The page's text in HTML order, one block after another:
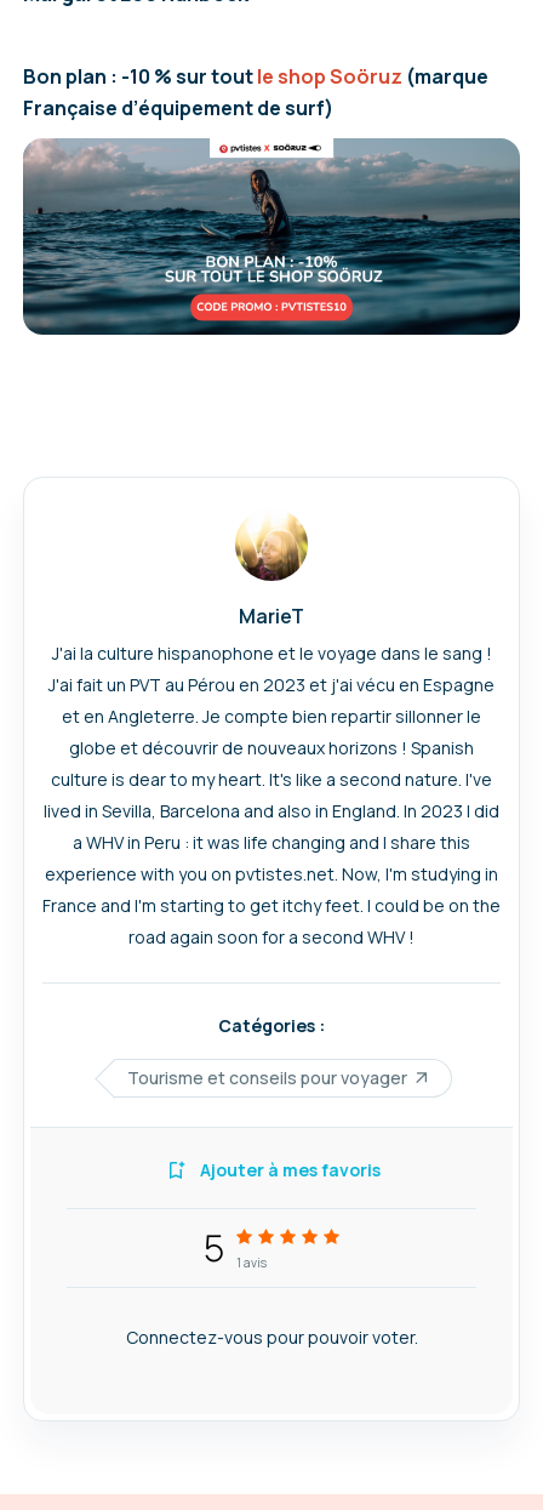
Bon plan : -10 % sur toutle shop Soöruz (marque
Française d’équipement de surf)
MarieT
J'ai la culture hispanophone et le voyage dans le sang !
J'ai fait un PVT au Pérou en 2023 et j'ai vécu en Espagne
et en Angleterre. Je compte bien repartir sillonner le
globe et découvrir de nouveaux horizons ! Spanish
culture is dear to my heart. It's like a second nature. I've
lived in Sevilla, Barcelona and also in England. In 2023 I did
a WHV in Peru : it was life changing and I share this
experience with you on pvtistes.net. Now, I'm studying in
France and I'm starting to get itchy feet. I could be on the
road again soon for a second WHV !
Catégories :
Tourisme et conseils pour voyager
Ajouter à mes favoris
5 1 avis
Connectez-vous pour pouvoir voter.